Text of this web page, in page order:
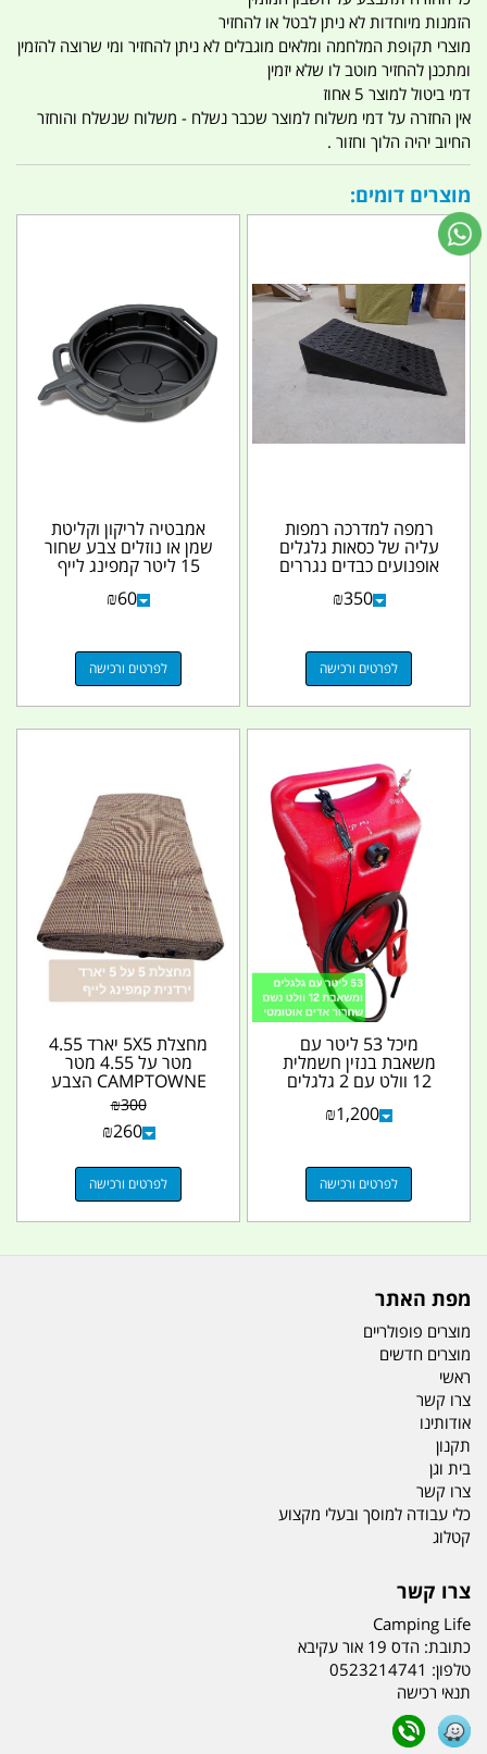
הזמנות מיוחדות לא ניתן לבטל או להחזיר
מוצרי תקופת המלחמה ומלאים מוגבלים לא ניתן להחזיר ומי שרוצה להזמין
ומתכנן להחזיר מוטב לו שלא יזמין
דמי ביטול למוצר 5 אחוז
אין החזרה על דמי משלוח למוצר שכבר נשלח - משלוח שנשלח והוחזר
החיוב יהיה הלוך וחזור .
מוצרים דומים:
רמפה למדרכה רמפות
עליה של כסאות גלגלים
אופנועים כבדים נגררים
₪350
לפרטים ורכישה
אמבטיה לריקון וקליטת
שמן או נוזלים צבע שחור
15 ליטר קמפינג לייף
₪60
לפרטים ורכישה
מיכל 53 ליטר עם
משאבת בנזין חשמלית
12 וולט עם 2 גלגלים
₪1,200
לפרטים ורכישה
מחצלת 5X5 יארד 4.55
מטר על 4.55 מטר
CAMPTOWNE הצבע
להמחשה בלבד קמפינג
לייף
₪300
₪260
לפרטים ורכישה
מפת האתר
מוצרים פופולריים
מוצרים חדשים
ראשי
צרו קשר
אודותינו
תקנון
בית וגן
צרו קשר
כלי עבודה למוסך ובעלי מקצוע
קטלוג
צרו קשר
Camping Life
כתובת: הדס 19 אור עקיבא
טלפון: 0523214741
תנאי רכישה